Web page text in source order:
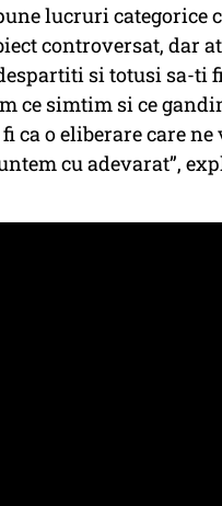
lucruri categorice
controversat, dar
si totusi sa-ti
ce simtim si ce
ca o eliberare care
cu adevarat”,